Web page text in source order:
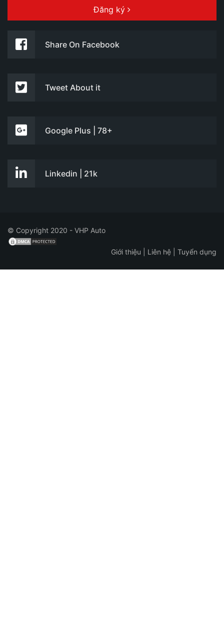
Đăng ký
Share On Facebook
Tweet About it
Google Plus | 78+
Linkedin | 21k
© Copyright 2020 - VHP Auto
Giới thiệu Liên hệ Tuyển dụng